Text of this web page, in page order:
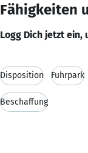
Fähigkeiten
Logg Dich jetzt ein,
Disposition Fuhrpark
Beschaffung